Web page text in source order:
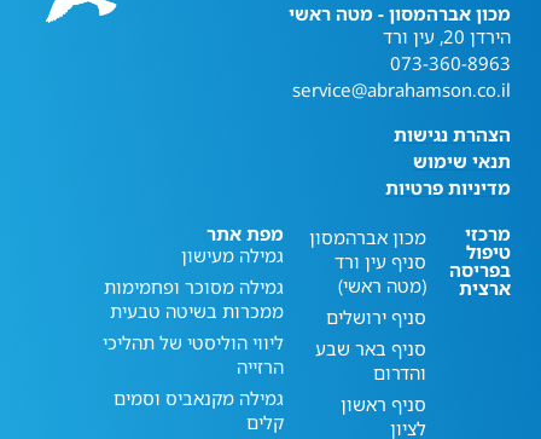
מכון אברהמסון - מטה ראשי
הירדן 20, עין ורד
073-360-8963
service@abrahamson.co.il
הצהרת נגישות
תנאי שימוש
מדיניות פרטיות
מרכזי
טיפול
בפריסה
ארצית
מכון אברהמסון
סניף עין ורד
(מטה ראשי)
סניף ירושלים
סניף באר שבע
והדרום
סניף ראשון
לציון
מפת אתר
גמילה מעישון
גמילה מסוכר ופחמימות
ממכרות בשיטה טבעית
ליווי הוליסטי של תהליכי
הרזייה
גמילה מקנאביס וסמים
קלים